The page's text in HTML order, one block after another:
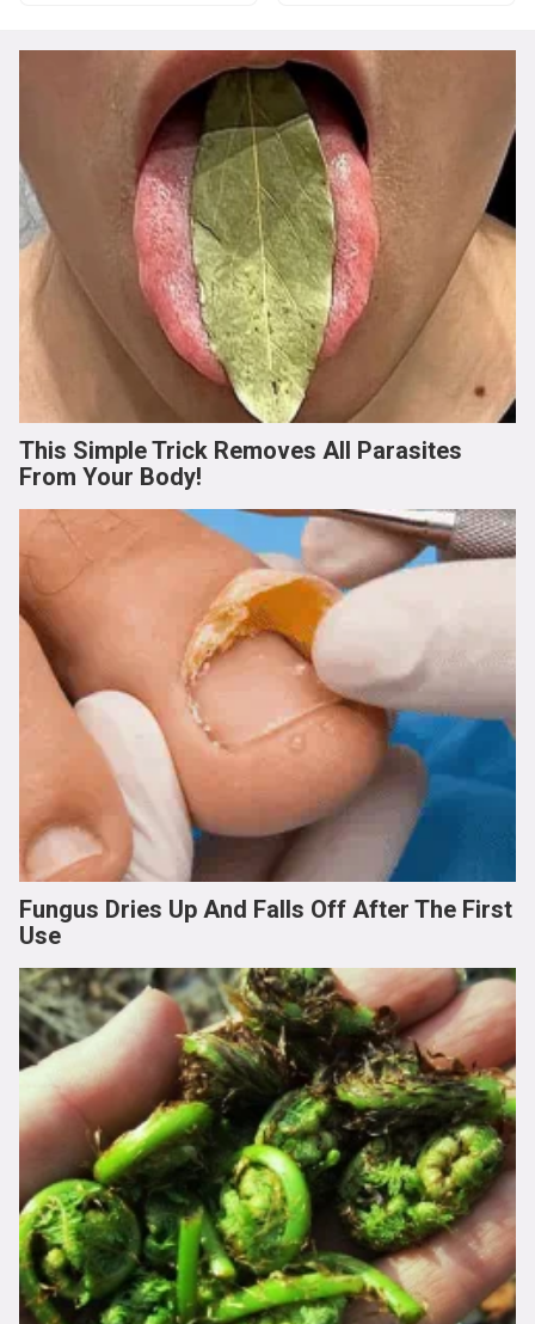
This Simple Trick Removes All Parasites
From Your Body!
Fungus Dries Up And Falls Off After The First
Use